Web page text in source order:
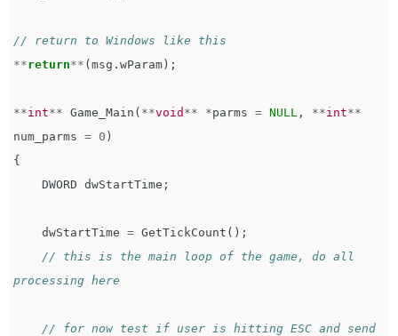
// return to Windows like this
**return** ( msg . wParam );
**int** Game_Main ( **void ** *parms = NULL , **int**
num_parms = 0 )
{
DWORD dwStartTime ;
dwStartTime = GetTickCount ();
// this is the main loop of the game, do all
processing here
// for now test if user is hitting ESC and send